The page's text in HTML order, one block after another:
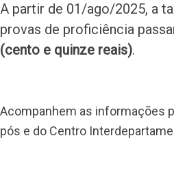
A partir de 01/ago/2025, a
provas de proficiência
(cento e quinze reais).
Acompanhem as informações
pós e do Centro